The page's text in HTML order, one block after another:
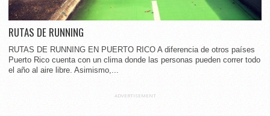
RUTAS DE RUNNING
RUTAS DE RUNNING EN PUERTO RICO A diferencia de otros países
Puerto Rico cuenta con un clima donde las personas pueden correr todo
el año al aire libre. Asimismo,...
ADVERTISEMENT